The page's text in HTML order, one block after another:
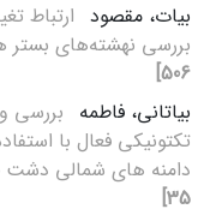
بیات، مقصود ارتباط
بررسی نهشته‌های بستر
506]
بیاتانی، فاطمه بررسی
تکتونیکی فعال با
دامنه های شمالی
35]